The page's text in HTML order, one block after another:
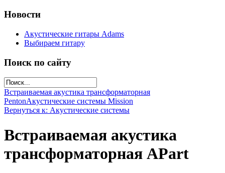
Новости
Акустические гитары Adams
Выбираем гитару
Поиск по сайту
Встраиваемая акустика трансформаторная
PentonАкустические системы Mission
Вернуться к: Акустические системы
Встраиваемая акустика
трансформаторная APart